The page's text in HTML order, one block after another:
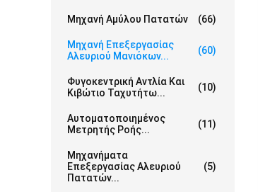
Μηχανή Αμύλου Πατατών (66)
Μηχανή Επεξεργασίας
Αλευριού Μανιόκων...
(60)
Φυγοκεντρική Αντλία Και
Κιβώτιο Ταχυτήτω...
(10)
Αυτοματοποιημένος
Μετρητής Ροής...
(11)
Μηχανήματα
Επεξεργασίας Αλευριού
Πατατών...
(5)